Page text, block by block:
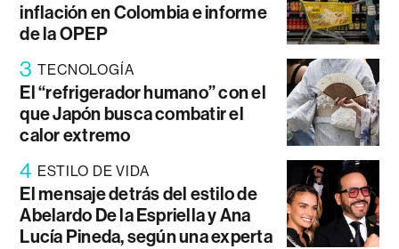
inflación en Colombia e informe
de la OPEP
3 TECNOLOGÍA
El “refrigerador humano” con el
que Japón busca combatir el
calor extremo
4 ESTILO DE VIDA
El mensaje detrás del estilo de
Abelardo De la Espriella y Ana
Lucía Pineda, según una experta